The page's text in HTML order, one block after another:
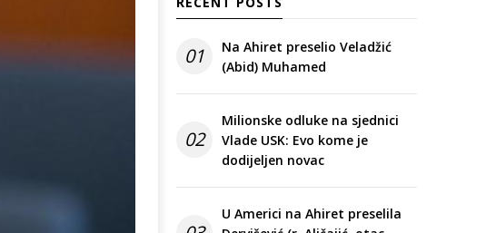
01
Na Ahiret preselio Veladžić
(Abid) Muhamed
02
Milionske odluke na sjednici
Vlade USK: Evo kome je
dodijeljen novac
U Americi na Ahiret preselila